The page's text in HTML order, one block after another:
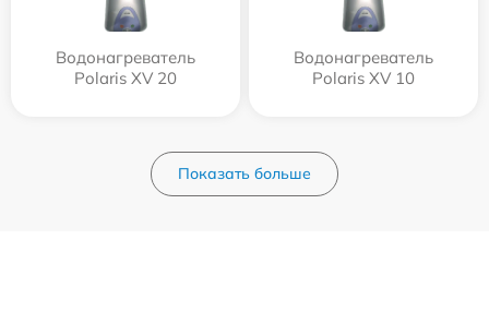
Водонагреватель
Polaris XV 20
Водонагреватель
Polaris XV 10
Показать больше